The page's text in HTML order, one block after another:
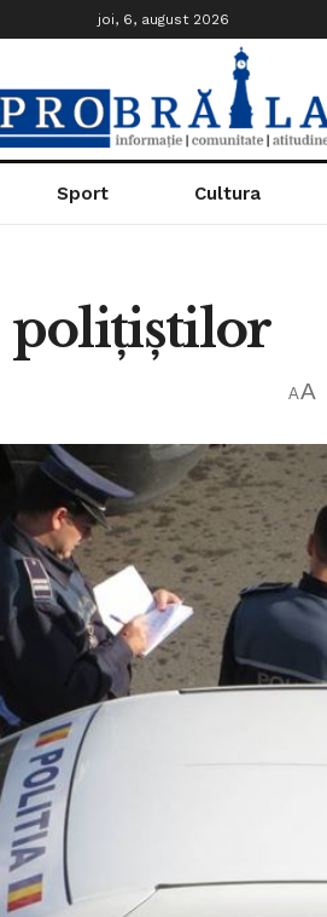
joi, 6, august 2026
Sport Cultura
polițiștilor
AA